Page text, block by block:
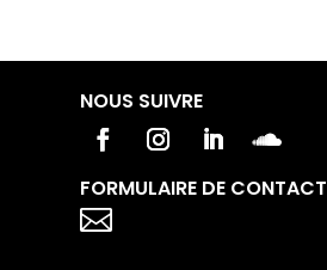
NOUS SUIVRE
FORMULAIRE DE CONTACT
